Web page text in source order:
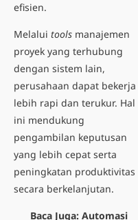
efisien.
Melalui tools manajemen
proyek yang terhubung
dengan sistem lain,
perusahaan dapat bekerja
lebih rapi dan terukur. Hal
ini mendukung
pengambilan keputusan
yang lebih cepat serta
peningkatan produktivitas
secara berkelanjutan.
Baca Juga: Automasi